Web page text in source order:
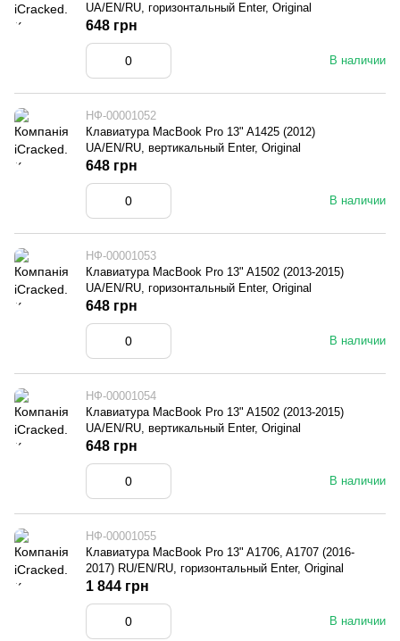
UA/EN/RU, горизонтальный Enter, Original
В наличии
648 грн
НФ-00001052
Клавиатура MacBook Pro 13" A1425 (2012)
UA/EN/RU, вертикальный Enter, Original
В наличии
648 грн
НФ-00001053
Клавиатура MacBook Pro 13" A1502 (2013-2015)
UA/EN/RU, горизонтальный Enter, Original
В наличии
648 грн
НФ-00001054
Клавиатура MacBook Pro 13" A1502 (2013-2015)
UA/EN/RU, вертикальный Enter, Original
В наличии
648 грн
НФ-00001055
Клавиатура MacBook Pro 13" A1706, A1707 (2016-
2017) RU/EN/RU, горизонтальный Enter, Original
В наличии
1 844 грн